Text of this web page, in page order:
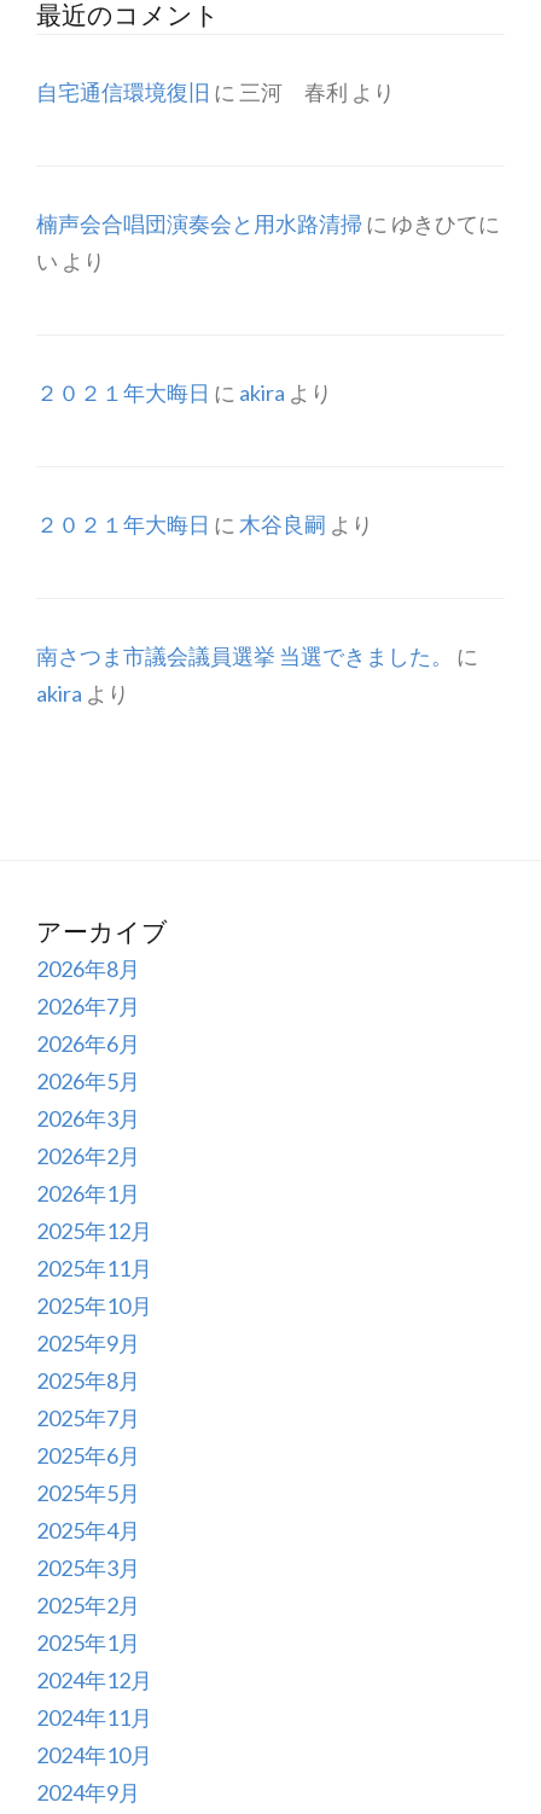
最近のコメント
自宅通信環境復旧 に 三河 春利 より
楠声会合唱団演奏会と用水路清掃 に ゆきひてに
い より
２０２１年大晦日 に akira より
２０２１年大晦日 に 木谷良嗣 より
南さつま市議会議員選挙 当選できました。
に
akira より
アーカイブ
2026年8月
2026年7月
2026年6月
2026年5月
2026年3月
2026年2月
2026年1月
2025年12月
2025年11月
2025年10月
2025年9月
2025年8月
2025年7月
2025年6月
2025年5月
2025年4月
2025年3月
2025年2月
2025年1月
2024年12月
2024年11月
2024年10月
2024年9月